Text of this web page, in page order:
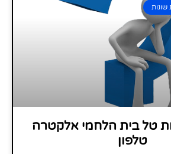
שונות
טל בית הלחמי אלקטרה
טלפון